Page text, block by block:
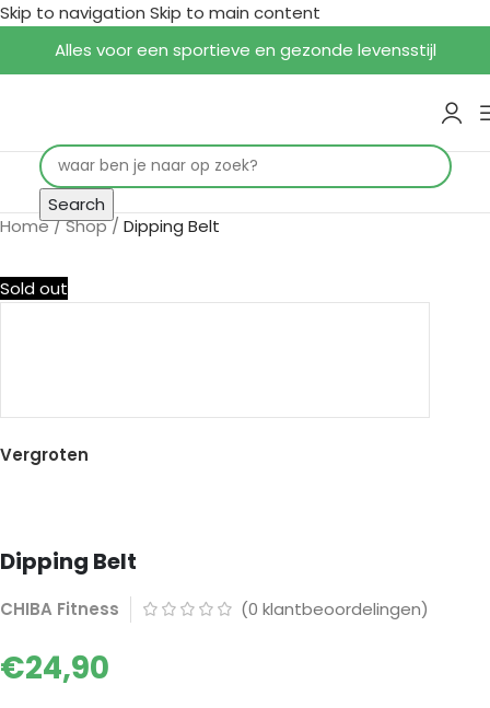
Skip to navigation Skip to main content
Alles voor een sportieve en gezonde levensstijl
Search
Home/Shop/ Dipping Belt
Sold out
Vergroten
Dipping Belt
CHIBA Fitness (0 klantbeoordelingen)
€24,90